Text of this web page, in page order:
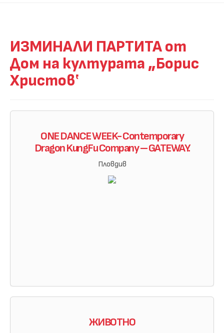
ИЗМИНАЛИ ПАРТИТА от
Дом на културата „Борис
Христов‛
ONE DANCE WEEK- Contemporary
Dragon KungFu Company – GATEWAY.
Пловдив
ЖИВОТНО